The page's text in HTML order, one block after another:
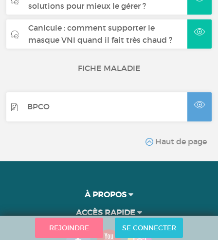
solutions pour mieux le gérer ?
Canicule : comment supporter le
masque VNI quand il fait très chaud ?
FICHE MALADIE
BPCO
Haut de page
REJOINDRE SE CONNECTER
À PROPOS
ACCÈS RAPIDE